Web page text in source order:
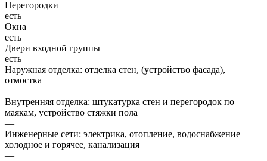
Перегородки
есть
Окна
есть
Двери входной группы
есть
Наружная отделка: отделка стен, (устройство фасада),
отмостка
—
Внутренняя отделка: штукатурка стен и перегородок по
маякам, устройство стяжки пола
—
Инженерные сети: электрика, отопление, водоснабжение
холодное и горячее, канализация
—